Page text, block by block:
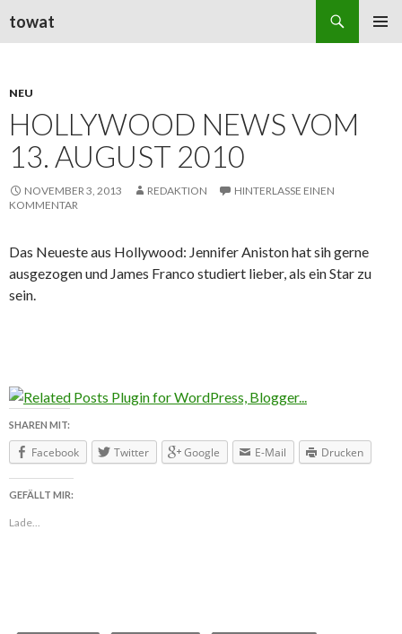
towat
NEU
HOLLYWOOD NEWS VOM
13. AUGUST 2010
NOVEMBER 3, 2013 REDAKTION
HINTERLASSE EINEN
KOMMENTAR
Das Neueste aus Hollywood: Jennifer Aniston hat sih gerne
ausgezogen und James Franco studiert lieber, als ein Star zu
sein.
SHAREN MIT:
Facebook Twitter Google E-Mail Drucken
GEFÄLLT MIR:
Lade...